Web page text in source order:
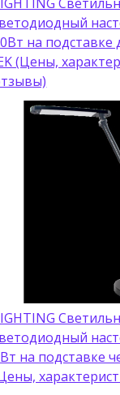
на
(Цены,
на подставке